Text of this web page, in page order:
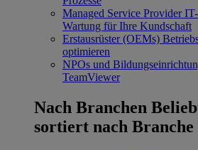
Managed Service Provider
Wartung für Ihre Kundschaft
Erstausrüster (OEMs)
optimieren
NPOs und
TeamViewer
Nach Branchen
sortiert nach Branche